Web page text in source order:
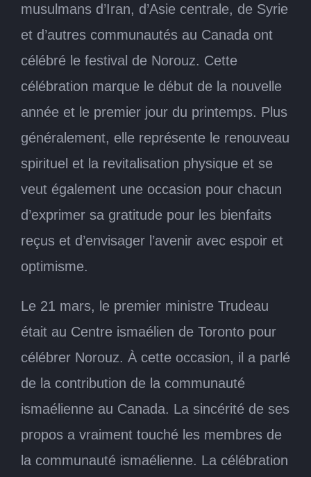
musulmans d’Iran, d’Asie centrale, de Syrie
et d’autres communautés au Canada ont
célébré le festival de Norouz. Cette
célébration marque le début de la nouvelle
année et le premier jour du printemps. Plus
généralement, elle représente le renouveau
spirituel et la revitalisation physique et se
veut également une occasion pour chacun
d’exprimer sa gratitude pour les bienfaits
reçus et d’envisager l’avenir avec espoir et
optimisme.
Le 21 mars, le premier ministre Trudeau
était au Centre ismaélien de Toronto pour
célébrer Norouz. À cette occasion, il a parlé
de la contribution de la communauté
ismaélienne au Canada. La sincérité de ses
propos a vraiment touché les membres de
la communauté ismaélienne. La célébration